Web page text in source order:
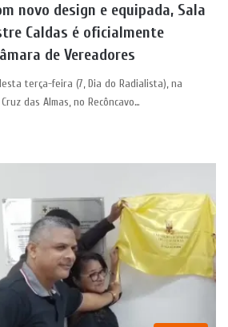
novo design e equipada, Sala
Caldas é oficialmente
de Vereadores
terça-feira (7, Dia do Radialista), na
das Almas, no Recôncavo…